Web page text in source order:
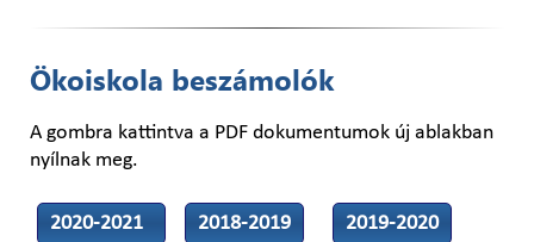
Ökoiskola beszámolók
A gombra kattintva a PDF dokumentumok új ablakban
nyílnak meg.
2020-2021 2018-2019 2019-2020